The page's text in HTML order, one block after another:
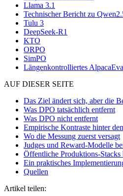
Llama 3.1
Technischer Bericht zu
Tulu 3
DeepSeek-R1
KTO
ORPO
SimPO
Längenkontrolliertes
AUF DIESER SEITE
Das Ziel ändert sich, aber die
Was DPO tatsächlich entfernt
Was DPO nicht entfernt
Empirische Kontraste hinter
Wo die Messung zuerst versagt
Judges und Reward-Modelle
Öffentliche Produktions-Stacks
Ein praktisches
Quellen
Artikel teilen: